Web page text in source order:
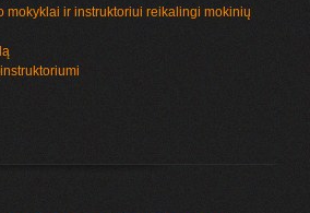
mokyklai ir instruktoriui reikalingi mokinių